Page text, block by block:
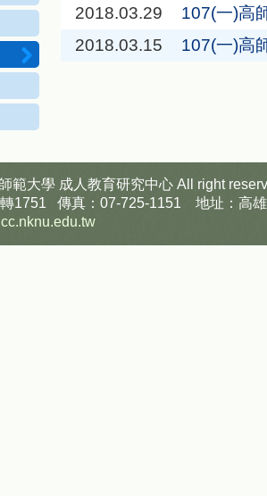
2018.03.29
107(一)高
2018.03.15
107(一)高
範大學 成人教育研究中心 All right
1751 傳真：07-725-1151 地址：高